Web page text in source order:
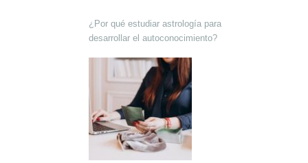
¿Por qué estudiar astrología para
desarrollar el autoconocimiento?